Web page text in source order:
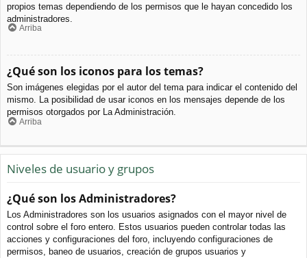
propios temas dependiendo de los permisos que le hayan concedido los
administradores.
Arriba
¿Qué son los iconos para los temas?
Son imágenes elegidas por el autor del tema para indicar el contenido del
mismo. La posibilidad de usar iconos en los mensajes depende de los
permisos otorgados por La Administración.
Arriba
Niveles de usuario y grupos
¿Qué son los Administradores?
Los Administradores son los usuarios asignados con el mayor nivel de
control sobre el foro entero. Estos usuarios pueden controlar todas las
acciones y configuraciones del foro, incluyendo configuraciones de
permisos, baneo de usuarios, creación de grupos usuarios y